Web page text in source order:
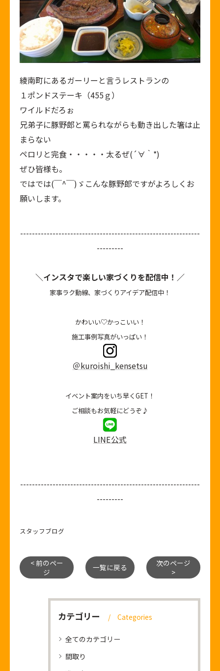
綾南町にあるガーリーと言うレストランの
１ポンドステーキ（455ｇ）
ワイルドだろぉ
兄弟子に豚野郎と罵られながらも動き出した箸は止
まらない
ペロリと完食・・・・・太るぜ(´∀｀*)
ぜひ皆様も。
ではでは(￣^￣)ゞこんな豚野郎ですがよろしくお
願いします。
-------------------------------------------------------------
---------
＼インスタで楽しい家づくりを配信中！／
家事ラク動線、家づくりアイデア配信中！
かわいい♡かっこいい！
施工事例写真がいっぱい！
＠kuroishi_kensetsu
イベント案内をいち早くGET！
ご相談もお気軽にどうぞ♪
LINE公式
-------------------------------------------------------------
---------
スタッフブログ
< 前のペー
ジ
一覧に戻る
次のページ
>
カテゴリー Categories
全てのカテゴリー
間取り